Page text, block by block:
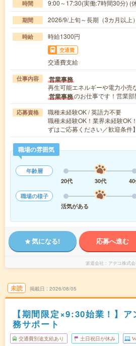
時間 9:00～17:30(実働:7時間30分) (
期間 2026/9/上旬～長期（3カ月以
時給 時給1300円
交通費
交通費支給
仕事内容 営業事務
再生可能エネルギーや電力小売
営業事務のお仕事です！営業
応募資格
職種未経験OK / 英語力不要
職種未経験OK！業界未経験OK
ずはご応募ください／歓迎条件】
職場の雰囲気
年齢層
20代
30代
職場の様子
活気がある
気になる! 応募へ進む
派遣会社 アデコ株式会
未読 掲載日 2026/08/05
【期間限定×9:30始業！】
務サポート
交通費別途支給あり 土日祝日が休み